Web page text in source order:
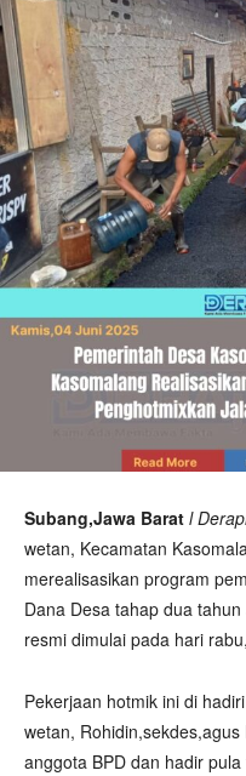
Subang,Jawa Barat l
wetan, Kecamatan
merealisasikan program
Dana Desa tahap dua
resmi dimulai pada hari
Pekerjaan hotmik ini di
wetan,
anggota BPD dan hadir